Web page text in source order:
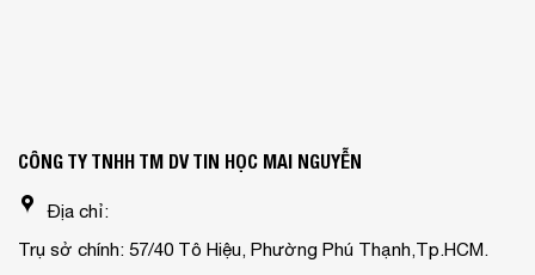
CÔNG TY TNHH TM DV TIN HỌC MAI NGUYỄN
Địa chỉ:
Trụ sở chính: 57/40 Tô Hiệu, Phường Phú Thạnh,Tp.HCM.